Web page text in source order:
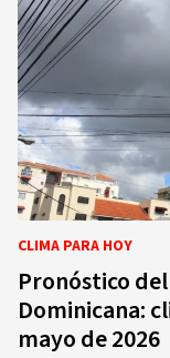
CLIMA PARA HOY
Pronóstico
Dominicana:
mayo de 2026